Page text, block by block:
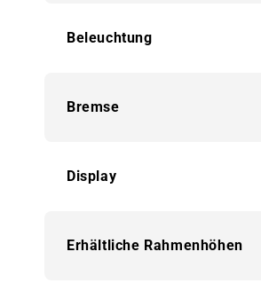
Beleuchtung
Bremse
Display
Erhältliche Rahmenhöhen